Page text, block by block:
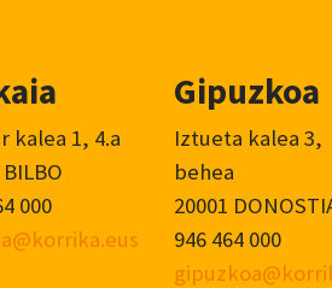
kalea 1, 4.a
000
Gipuzkoa
Iztueta kalea 3,
behea
20001
946 464 000